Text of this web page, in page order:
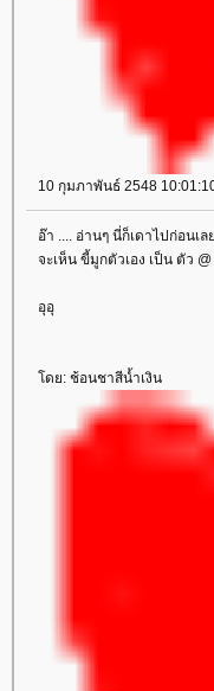
10 กุมภาพันธ์ 2548
อ๊า .... อ่านๆ นี่ก็เดาไปก่อนเ
จะเห็น ขี้มูกตัวเอง เป็น ตัว @
อุอุ
ดย: ช้อนชาสีน้ำเงิน